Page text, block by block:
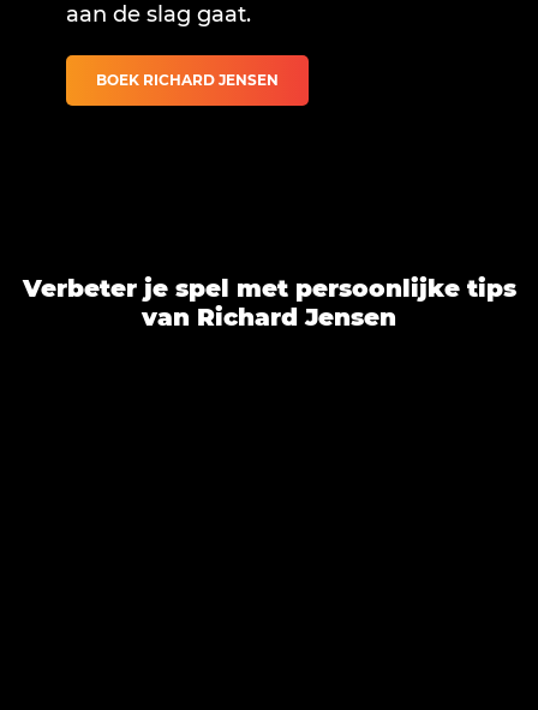
aan de slag gaat.
BOEK RICHARD JENSEN
Verbeter je spel met persoonlijke tips
van Richard Jensen